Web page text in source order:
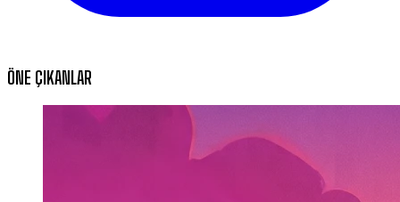
ÖNE ÇIKANLAR